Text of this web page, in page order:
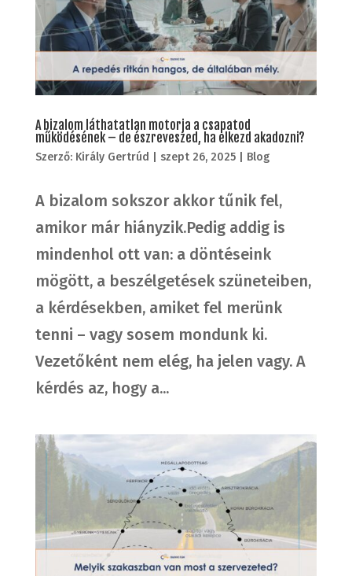
A bizalom láthatatlan motorja a csapatod
működésének – de észreveszed, ha elkezd akadozni?
Szerző: Király Gertrúd szept 26, 2025| Blog
A bizalom sokszor akkor tűnik fel,
amikor már hiányzik.Pedig addig is
mindenhol ott van: a döntéseink
mögött, a beszélgetések szüneteiben,
a kérdésekben, amiket fel merünk
tenni – vagy sosem mondunk ki.
Vezetőként nem elég, ha jelen vagy. A
kérdés az, hogy a...